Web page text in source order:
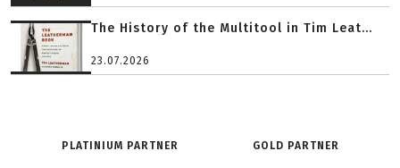
The History of the Multitool in Tim Leat...
23.07.2026
PLATINIUM PARTNER GOLD PARTNER